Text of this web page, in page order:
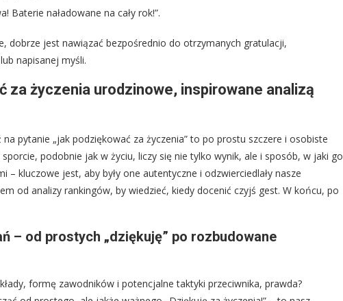
Baterie naładowane na cały rok!”.
dobrze jest nawiązać bezpośrednio do otrzymanych gratulacji,
napisanej myśli.
za życzenia urodzinowe, inspirowane analizą
pytanie „jak podziękować za życzenia” to po prostu szczere i osobiste
podobnie jak w życiu, liczy się nie tylko wynik, ale i sposób, w jaki go
kluczowe jest, aby były one autentyczne i odzwierciedlały nasze
od analizy rankingów, by wiedzieć, kiedy docenić czyjś gest. W końcu, po
– od prostych „dziękuję” po rozbudowane
formę zawodników i potencjalne taktyki przeciwnika, prawda?